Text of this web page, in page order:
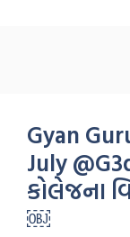
Gyan
July
કોલેજના
￼